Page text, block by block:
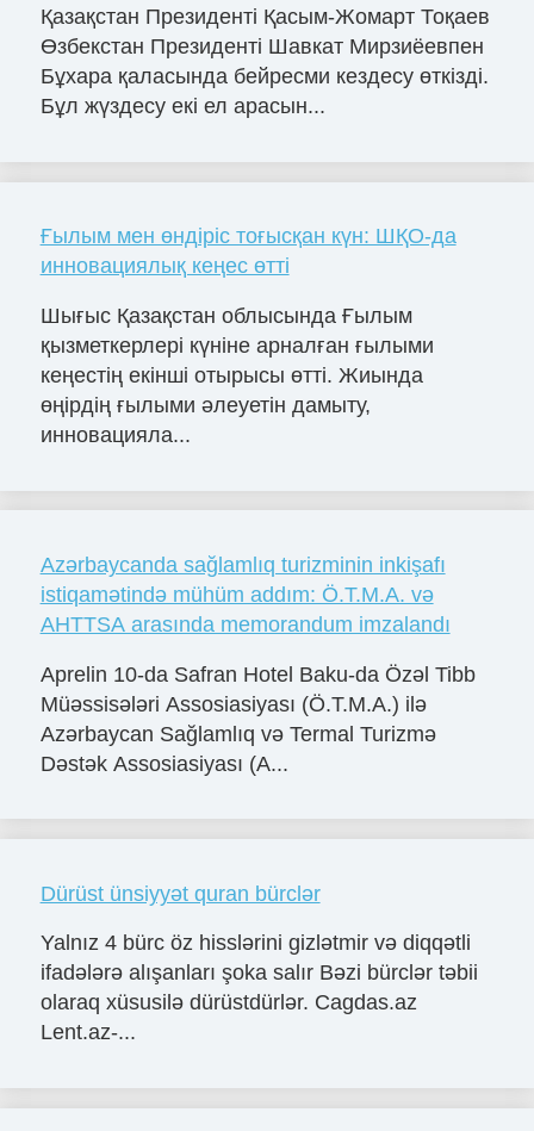
Қазақстан Президенті Қасым-Жомарт Тоқаев
Өзбекстан Президенті Шавкат Мирзиёевпен
Бұхара қаласында бейресми кездесу өткізді.
Бұл жүздесу екі ел арасын...
Ғылым мен өндіріс тоғысқан күн: ШҚО-да
инновациялық кеңес өтті
Шығыс Қазақстан облысында Ғылым
қызметкерлері күніне арналған ғылыми
кеңестің екінші отырысы өтті. Жиында
өңірдің ғылыми әлеуетін дамыту,
инновацияла...
Azərbaycanda sağlamlıq turizminin inkişafı
istiqamətində mühüm addım: Ö.T.M.A. və
AHTTSA arasında memorandum imzalandı
Aprelin 10-da Safran Hotel Baku-da Özəl Tibb
Müəssisələri Assosiasiyası (Ö.T.M.A.) ilə
Azərbaycan Sağlamlıq və Termal Turizmə
Dəstək Assosiasiyası (A...
Dürüst ünsiyyət quran bürclər
Yalnız 4 bürc öz hisslərini gizlətmir və diqqətli
ifadələrə alışanları şoka salır Bəzi bürclər təbii
olaraq xüsusilə dürüstdürlər. Cagdas.az
Lent.az-...